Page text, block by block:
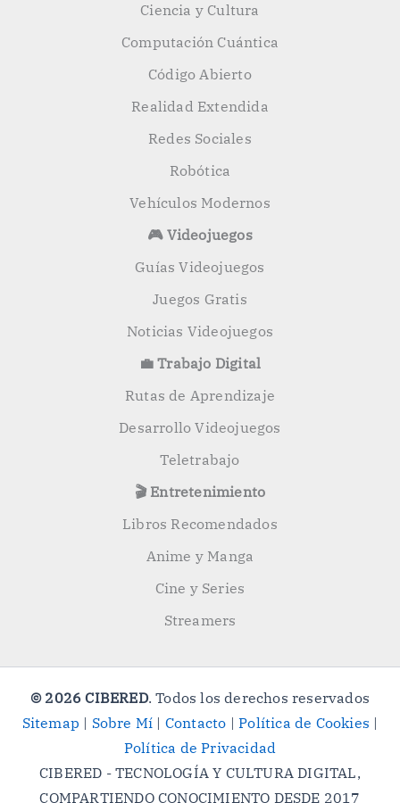
Ciencia y Cultura
Computación Cuántica
Código Abierto
Realidad Extendida
Redes Sociales
Robótica
Vehículos Modernos
🎮 Videojuegos
Guías Videojuegos
Juegos Gratis
Noticias Videojuegos
💼 Trabajo Digital
Rutas de Aprendizaje
Desarrollo Videojuegos
Teletrabajo
🎬 Entretenimiento
Libros Recomendados
Anime y Manga
Cine y Series
Streamers
© 2026 CIBERED. Todos los derechos reservados
Sitemap | Sobre Mí | Contacto |Política de Cookies |
Política de Privacidad
CIBERED - TECNOLOGÍA Y CULTURA DIGITAL,
COMPARTIENDO CONOCIMIENTO DESDE 2017